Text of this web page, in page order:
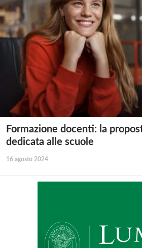
Formazione docenti: la
dedicata alle scuole
16 agosto 2024